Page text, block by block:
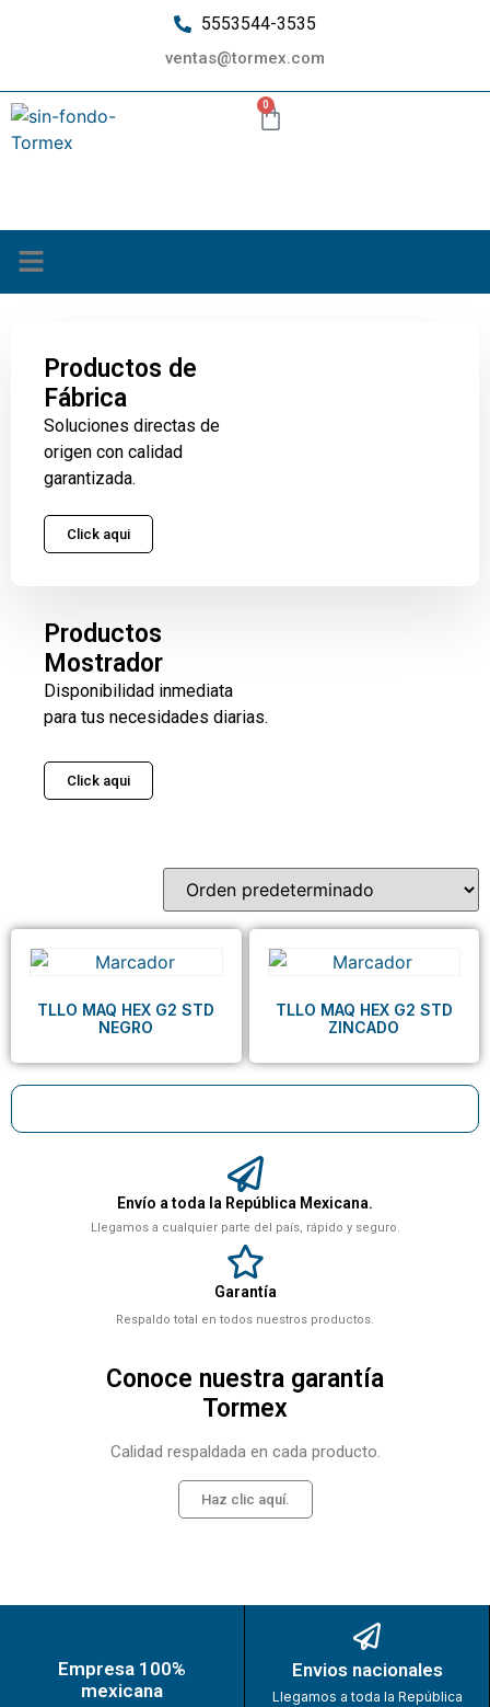
5553544-3535
ventas@tormex.com
0
Envío a toda la República Mexicana.
Llegamos a cualquier parte del país, rápido y seguro.
Garantía
Respaldo total en todos nuestros productos.
Conoce nuestra garantía
Tormex
Calidad respaldada en cada producto.
Haz clic aquí.
Productos de
Fábrica
Soluciones directas de
origen con calidad
garantizada.
Click aqui
Productos
Mostrador
Disponibilidad inmediata
para tus necesidades diarias.
Click aqui
TLLO MAQ HEX G2 STD
NEGRO
TLLO MAQ HEX G2 STD
ZINCADO
Empresa 100%
mexicana
Envios nacionales
Llegamos a toda la República